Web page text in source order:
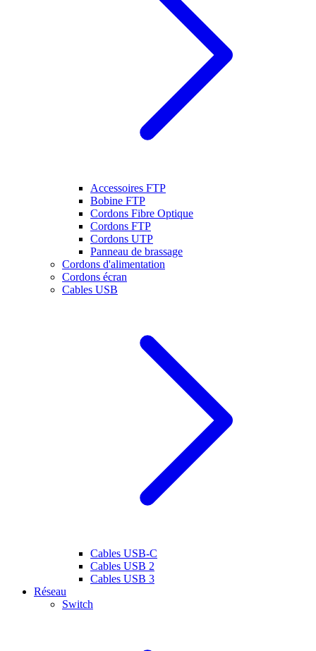
Accessoires FTP
Bobine FTP
Cordons Fibre Optique
Cordons FTP
Cordons UTP
Panneau de brassage
Cordons d'alimentation
Cordons écran
Cables USB
Cables USB-C
Cables USB 2
Cables USB 3
Réseau
Switch